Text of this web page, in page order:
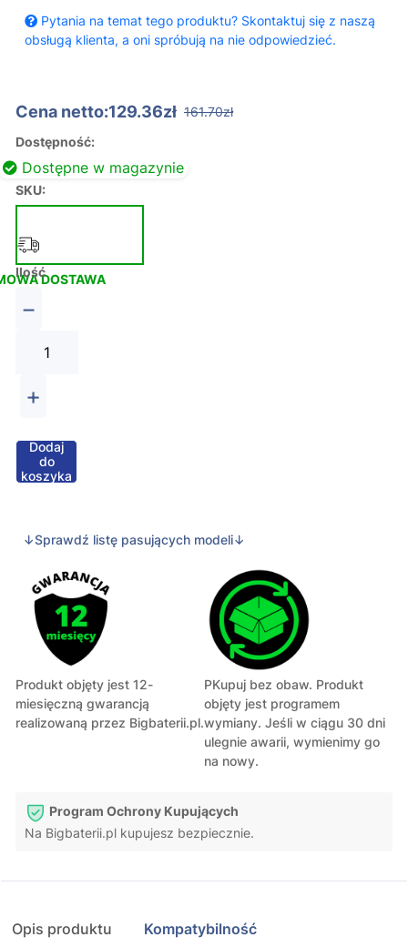
Pytania na temat tego produktu? Skontaktuj się z naszą
obsługą klienta, a oni spróbują na nie odpowiedzieć.
Cena netto:129.36zł 161.70zł
Dostępność:
Dostępne w magazynie
SKU:
DOSTAWA
Ilość
−
+
Dodaj
do
koszyka
↓Sprawdź listę pasujących modeli↓
Produkt objęty jest 12-
miesięczną gwarancją
realizowaną przez Bigbaterii.pl.
PKupuj bez obaw. Produkt
objęty jest programem
wymiany. Jeśli w ciągu 30 dni
ulegnie awarii, wymienimy go
na nowy.
Program Ochrony Kupujących
Na Bigbaterii.pl kupujesz bezpiecznie.
Opis produktu Kompatybilność